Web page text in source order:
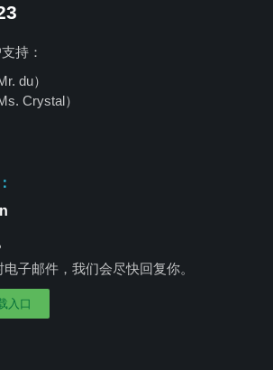
持：
du）
Crystal）
子邮件，我们会尽快回复你。
入口